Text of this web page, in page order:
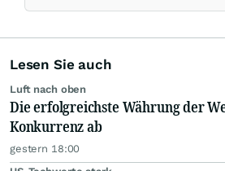
Lesen Sie auch
Luft nach oben
Die erfolgreichste Währung der
Konkurrenz ab
gestern 18:00